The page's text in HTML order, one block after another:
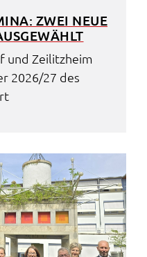
ZWEI NEUE
und Zeilitz­heim
2026/27 des